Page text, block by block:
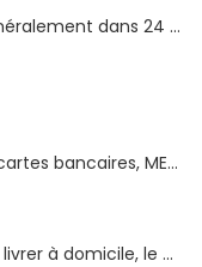
La facturation du Client intervient généralement dans 24 heures à compter du jour de validation du paiement.
Pour la sécurité des transactions par cartes bancaires, MECA-EXPRESS fait appel à PAYPAL. MECA-EXPRESS ne dispose pas des informations saisies par le Client lors de l’étape de règlement par carte. Seul PAYPAL pourra être engagé en cas de litige à cette étape de la procédure de commande.
a) Lorsque le Client choisit de se faire livrer à domicile, le Client a la possibilité de régler sa Commande de plusieurs façons :